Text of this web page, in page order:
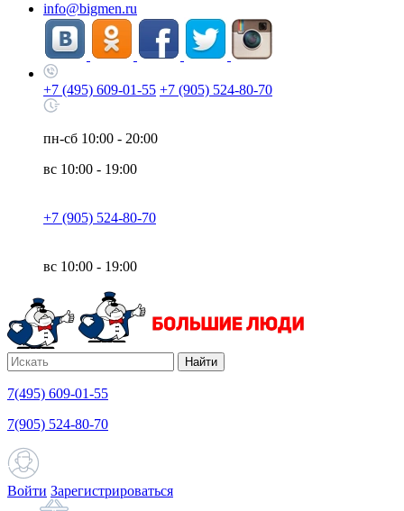
info@bigmen.ru
+7 (495) 609-01-55 +7 (905) 524-80-70
пн-сб 10:00 - 20:00
вс 10:00 - 19:00
+7 (905) 524-80-70
вс 10:00 - 19:00
Найти
7(495) 609-01-55
7(905) 524-80-70
Войти Зарегистрироваться